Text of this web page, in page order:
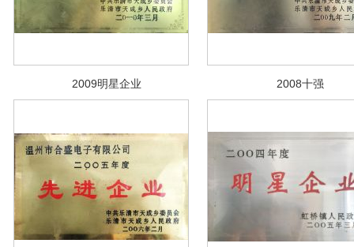
2009明星企业 2008十强